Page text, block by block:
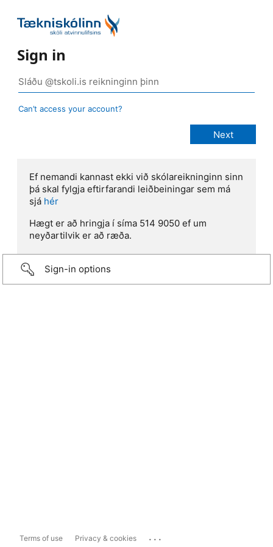
Sign in
Can’t access your account?
Ef nemandi kannast ekki við skólareikninginn sinn
þá skal fylgja eftirfarandi leiðbeiningar sem má
sjá hér
Hægt er að hringja í síma 514 9050 ef um
neyðartilvik er að ræða.
Sign-in options
Terms of use Privacy & cookies ...